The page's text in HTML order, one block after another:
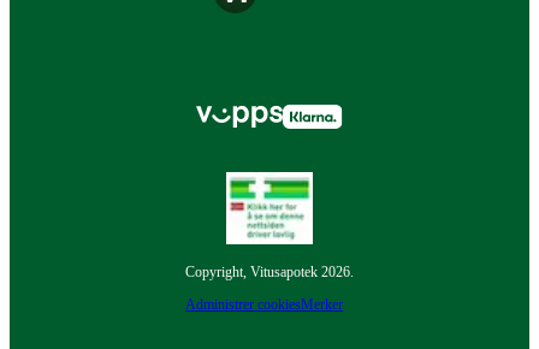
Copyright, Vitusapotek 2026.
Administrer cookiesMerker